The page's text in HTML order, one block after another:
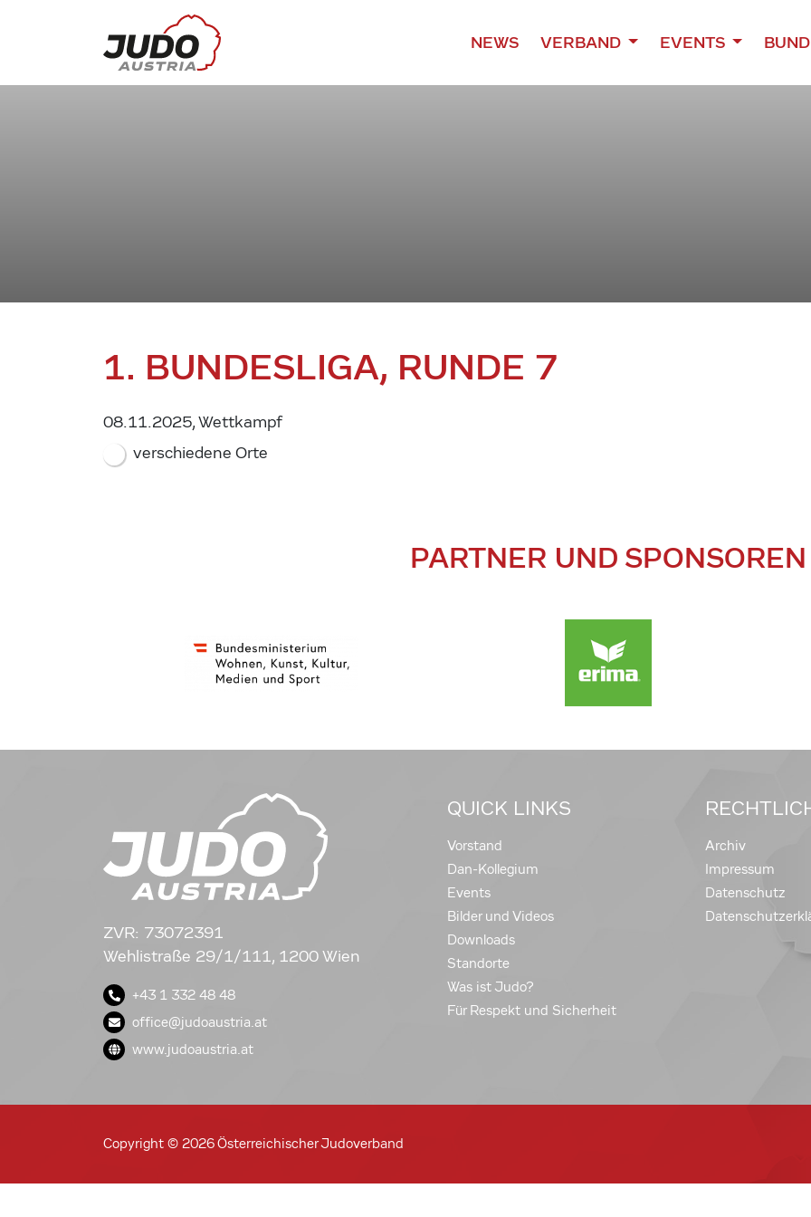
NEWS VERBAND EVENTS
1. BUNDESLIGA, RUNDE 7
08.11.2025, Wettkampf
verschiedene Orte
PARTNER UND SPONSOREN
ZVR: 73072391
Wehlistraße 29/1/111, 1200 Wien
+43 1 332 48 48
office@judoaustria.at
www.judoaustria.at
QUICK LINKS
Vorstand
Dan-Kollegium
Events
Bilder und Videos
Downloads
Standorte
Was ist Judo?
Für Respekt und Sicherheit
Archiv
Impressum
Datenschutz
Copyright © 2026 Österreichischer Judoverband